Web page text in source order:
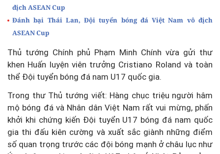
địch ASEAN Cup
Đánh bại Thái Lan, Đội tuyển bóng đá Việt Nam vô địch
ASEAN Cup
Thủ tướng Chính phủ Phạm Minh Chính vừa gửi thư
khen Huấn luyện viên trưởng Cristiano Roland và toàn
thể Đội tuyển bóng đá nam U17 quốc gia.
Trong thư Thủ tướng viết: Hàng chục triệu người hâm
mộ bóng đá và Nhân dân Việt Nam rất vui mừng, phấn
khởi khi chứng kiến Đội tuyển U17 bóng đá nam quốc
gia thi đấu kiên cường và xuất sắc giành những điểm
số quan trọng trước các đội bóng mạnh ở châu lục như